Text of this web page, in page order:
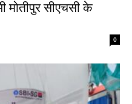
मोतीपुर सीएचसी के
0